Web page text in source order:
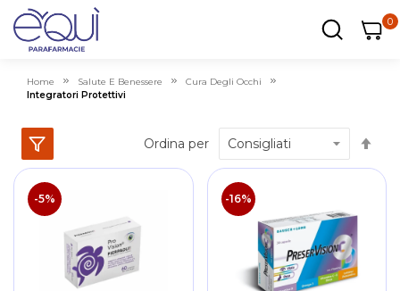
00
Home Salute E Benessere
Cura Degli Occhi
Integratori Protettivi
Ordina per
-5% -16%